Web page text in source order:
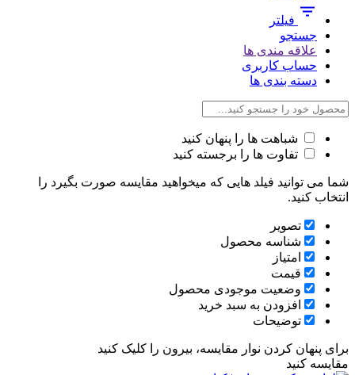
فیلتر
جستجو
علاقه مندی ها
حساب کاربری
دسته بندی ها
شباهت ها را پنهان کنید
تفاوت ها را برجسته کنید
شما می توانید فیلد هایی که میخواهید مقایسه صورت بگیرد را
انتخاب کنید.
تصویر
شناسه محصول
امتیاز
قیمت
وضعیت موجودی محصول
افزودن به سبد خرید
توضیحات
برای پنهان کردن نوار مقایسه، بیرون را کلیک کنید
مقایسه کنید